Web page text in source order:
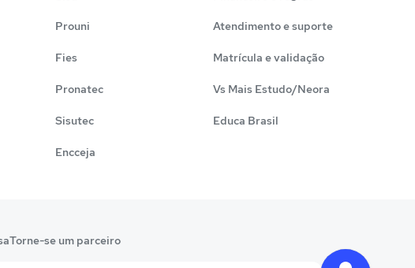
Prouni
Fies
Pronatec
Sisutec
Encceja
Atendimento e suporte
Matrícula e validação
Vs Mais Estudo/Neora
Educa Brasil
Torne-se um parceiro